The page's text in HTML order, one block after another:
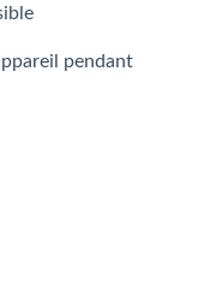
pendant